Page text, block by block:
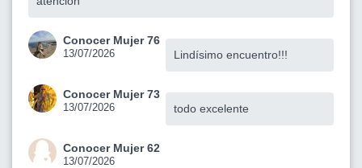
Conocer Mujer 76
13/07/2026 Lindísimo encuentro!!!
Conocer Mujer 73
13/07/2026 todo excelente
Conocer Mujer 62
13/07/2026